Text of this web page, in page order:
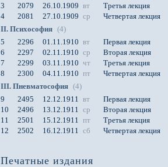
3
2079 26.10.1909 вт
Третья лекция
4
2081 27.10.1909 ср
Четвертая лекция
II. Психософия (4)
5
2296 01.11.1910 вт
Первая лекция
6
2297 02.11.1910 ср
Вторая лекция
7
2299 03.11.1910 чт
Третья лекция
8
2300 04.11.1910 пт
Четвертая лекция
III. Пневматософия (4)
9
2495 12.12.1911 вт
Первая лекция
10
2496 13.12.1911 ср
Вторая лекция
11
2501 15.12.1911 пт
Третья лекция
12
2502 16.12.1911 сб Четвертая лекция
Печатные издания